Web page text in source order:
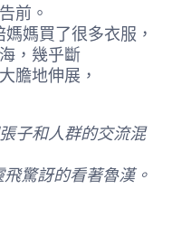
前。
媽買了很多衣服，
，幾乎斷
膽地伸展，
子和人群的交流混
驚訝的看著魯漢。